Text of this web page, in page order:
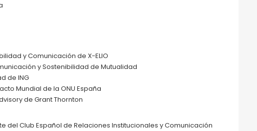
y Comunicación de X-ELIO
y Sostenibilidad de Mutualidad
de ING
Mundial de la ONU España
de Grant Thornton
del Club Español de Relaciones Institucionales y Comunicación